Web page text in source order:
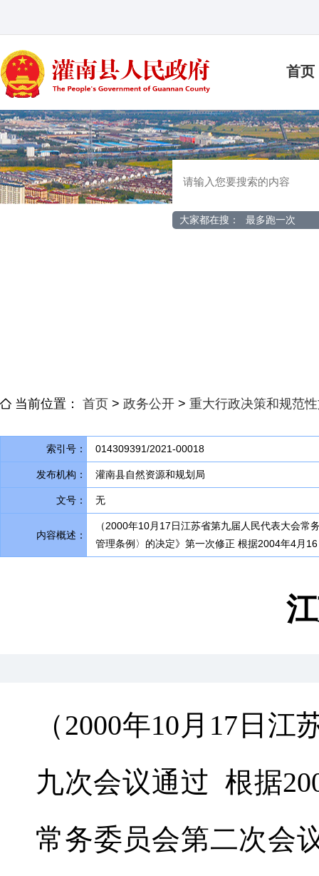
首页
大家都在搜： 最多跑一次
当前位置： 首页 > 政务公开 > 重大行政决策和规范
索引号： 014309391/2021-00018
发布机构： 灌南县自然资源和规划局
文号： 无
内容概述：
（2000年10月17日江苏省第九届人民代表大会
管理条例〉的决定》第一次修正 根据2004年4月
（2000年10月17日
九次会议通过 根据
常务委员会第二次会